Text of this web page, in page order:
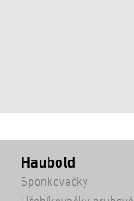
Haubold
Sponkovačky